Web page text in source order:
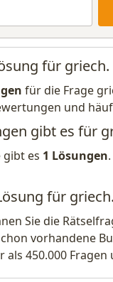
für
für die Frage
und
gibt es für
es 1 Lösungen
für
Sie die
vorhandene
450.000 Fragen